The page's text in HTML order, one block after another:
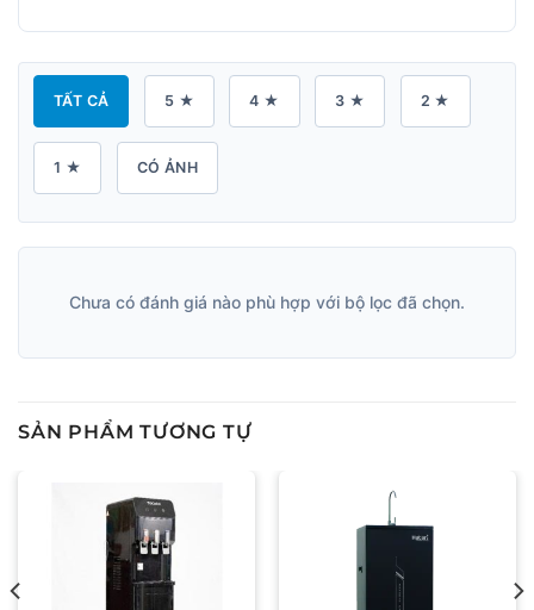
TẤT CẢ 5 ★ 4 ★ 3 ★ 2 ★
1 ★ CÓ ẢNH
Chưa có đánh giá nào phù hợp với bộ lọc đã chọn.
SẢN PHẨM TƯƠNG TỰ